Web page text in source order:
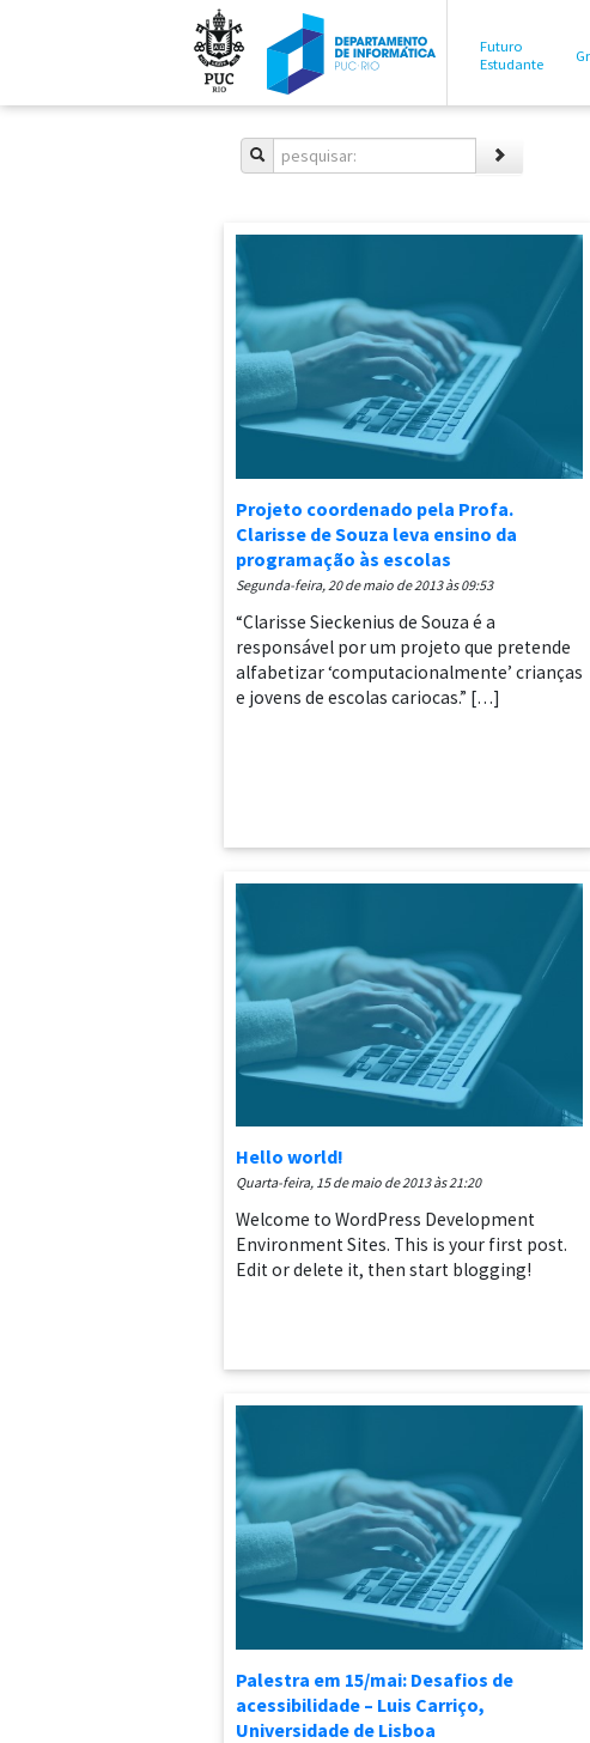
Futuro
Estudante
Projeto coordenado pela Profa.
Clarisse de Souza leva ensino da
programação às escolas
segunda-feira, 20 de maio de 2013 às 09:53
“Clarisse Sieckenius de Souza é a
responsável por um projeto que pretende
alfabetizar ‘computacionalmente’ crianças
e jovens de escolas cariocas.” […]
Hello world!
quarta-feira, 15 de maio de 2013 às 21:20
Welcome to WordPress Development
Environment Sites. This is your first post.
Edit or delete it, then start blogging!
Palestra em 15/mai: Desafios de
acessibilidade – Luis Carriço,
Universidade de Lisboa